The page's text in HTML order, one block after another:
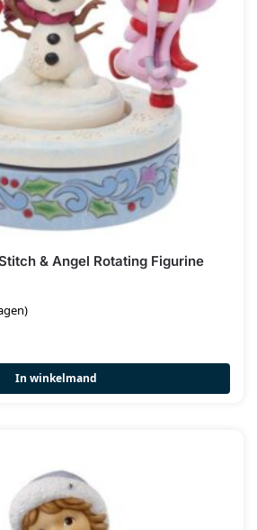
& Angel Rotating Figurine
In winkelmand